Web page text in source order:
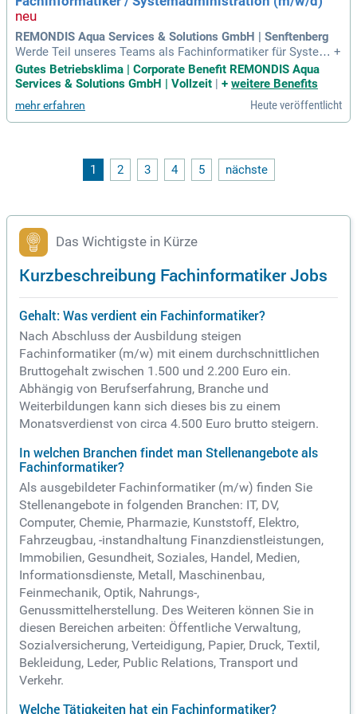
REMONDIS Aqua Services & Solutions GmbH | Senftenberg
Werde Teil unseres Teams als Fachinformatiker für System
administration (m/w/d) in Senftenberg! In dieser Rolle agier
st Du als First-Level-Support und gewährleistest einen effizi
nd Optimierung von Microsoft-Infrastrukturlösungen wie Act
ive Directory und Windows Server. Dabei analysierst Du Fehl
er IT-Prozesse und begleitest spannende IT-Projekte. Eine ab
geschlossene Berufsausbildung in der IT, zum Beispiel als F
+
Gutes Betriebsklima | Corporate Benefit REMONDIS Aqua
Services & Solutions GmbH | Vollzeit
+ weitere Benefits
mehr erfahren Heute veröffentlicht
1 2 3 4 5 nächste
Das Wichtigste in Kürze
Kurzbeschreibung Fachinformatiker Jobs
Gehalt: Was verdient ein Fachinformatiker?
Nach Abschluss der Ausbildung steigen
Fachinformatiker (m/w) mit einem durchschnittlichen
Bruttogehalt zwischen 1.500 und 2.200 Euro ein.
Abhängig von Berufserfahrung, Branche und
Weiterbildungen kann sich dieses bis zu einem
Monatsverdienst von circa 4.500 Euro brutto steigern.
In welchen Branchen findet man Stellenangebote als
Fachinformatiker?
Als ausgebildeter Fachinformatiker (m/w) finden Sie
Stellenangebote in folgenden Branchen: IT, DV,
Computer, Chemie, Pharmazie, Kunststoff, Elektro,
Fahrzeugbau, -instandhaltung Finanzdienstleistungen,
Immobilien, Gesundheit, Soziales, Handel, Medien,
Informationsdienste, Metall, Maschinenbau,
Feinmechanik, Optik, Nahrungs-,
Genussmittelherstellung. Des Weiteren können Sie in
diesen Bereichen arbeiten: Öffentliche Verwaltung,
Sozialversicherung, Verteidigung, Papier, Druck, Textil,
Bekleidung, Leder, Public Relations, Transport und
Verkehr.
Welche Tätigkeiten hat ein Fachinformatiker?